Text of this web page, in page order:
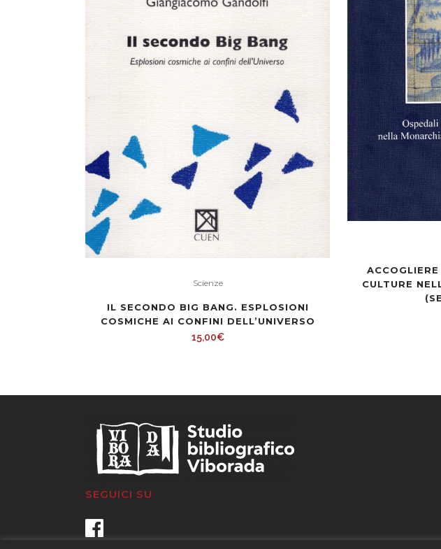
Scienze
IL SECONDO BIG BANG. ESPLOSIONI
COSMICHE AI CONFINI DELL’UNIVERSO
15,00€
CULTURE
SEGUICI SU